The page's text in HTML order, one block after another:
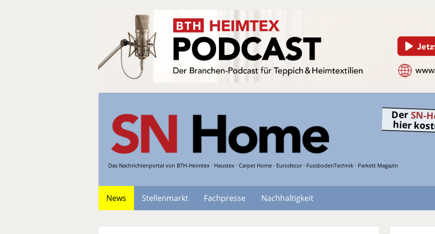
Das Nachrichtenportal von BTH-Heimtex · Haustex · Carpet Home · Eurodecor · FussbodenTechnik · Parkett Magazin
Der SN-
hier
News Stellenmarkt Fachpresse
Nachhaltigkeit